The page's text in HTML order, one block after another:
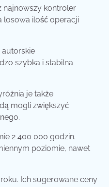
najnowszy kontroler
losowa ilość operacji
autorskie
szybka i stabilna
je także
mogli zwiększyć
2 400 000 godzin.
poziomie, nawet
Ich sugerowane ceny